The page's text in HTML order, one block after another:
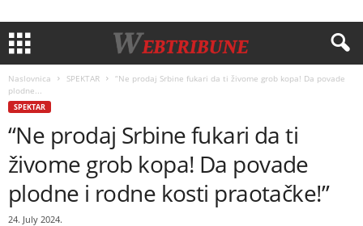
Naslovnica SPEKTAR
“Ne prodaj Srbine fukari da ti živome grob kopa! Da povade
plodne...
SPEKTAR
“Ne prodaj Srbine fukari da ti
živome grob kopa! Da povade
plodne i rodne kosti praotačke!”
24. July 2024.